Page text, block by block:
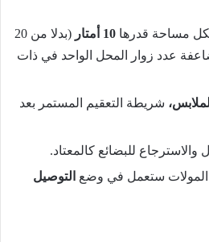
مساحة قدرها 10 أمتار
(بدلا من 20
عدد زوار المحل الواحد في ذات
شريطة التعقيم المستمر بعد
للبضائع كالمعتاد.
ستعمل في وضع التوصيل